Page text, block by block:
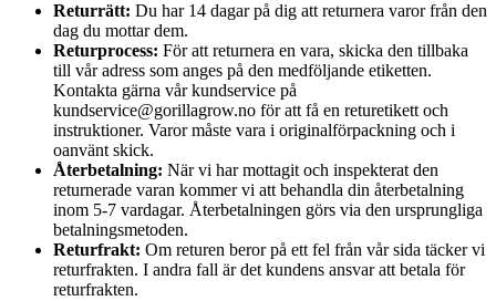
Returrätt: Du har 14 dagar på dig att returnera varor från den
dag du mottar dem.
Returprocess: För att returnera en vara, skicka den tillbaka
till vår adress som anges på den medföljande etiketten.
Kontakta gärna vår kundservice på
kundservice@gorillagrow.no för att få en returetikett och
instruktioner. Varor måste vara i originalförpackning och i
oanvänt skick.
Återbetalning: När vi har mottagit och inspekterat den
returnerade varan kommer vi att behandla din återbetalning
inom 5-7 vardagar. Återbetalningen görs via den ursprungliga
betalningsmetoden.
Returfrakt: Om returen beror på ett fel från vår sida täcker vi
returfrakten. I andra fall är det kundens ansvar att betala för
returfrakten.